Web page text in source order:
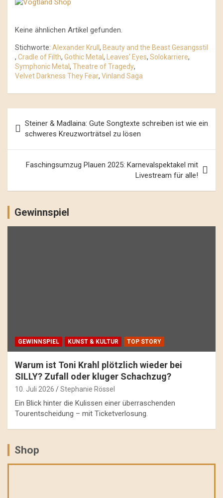
Keine ähnlichen Artikel gefunden.
Stichworte: Alexander Krull , Beauty and the Beast Gesangsstil
, Cradle of Filth, Gothic Metal , Leaves’ Eyes, Solokarriere,
Symphonic Metal , Theatre of Tragedy,
Velvet Darkness They Fear, Vinland Saga
Navigation
Steiner & Madlaina: Gute Songtexte schreiben ist wie ein
schweres Kreuzworträtsel zu lösen
Faschingsumzug Plauen 2025: Karnevalspektakel mit
Livestream für alle!
Gewinnspiel
GEWINNSPIEL KUNST & KULTUR TOP STORY
Warum ist Toni Krahl plötzlich wieder bei
SILLY? Zufall oder kluger Schachzug?
10. Juli 2026 Stephanie Rössel
Ein Blick hinter die Kulissen einer überraschenden
Tourentscheidung – mit Ticketverlosung.
Shop